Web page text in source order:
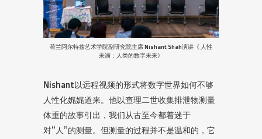
荷兰阿尔特兹艺术学院副研究院主席 Nishant Shah演讲《 人性
未满：人类的数字未来》
Nishant以远程视频的形式将数字世界如何不够
人性化娓娓道来。他以查理二世收集排泄物测量
体重的故事引出，我们从古至今都着迷于
对“人”的测量。但测量的过程并不是温和的，它